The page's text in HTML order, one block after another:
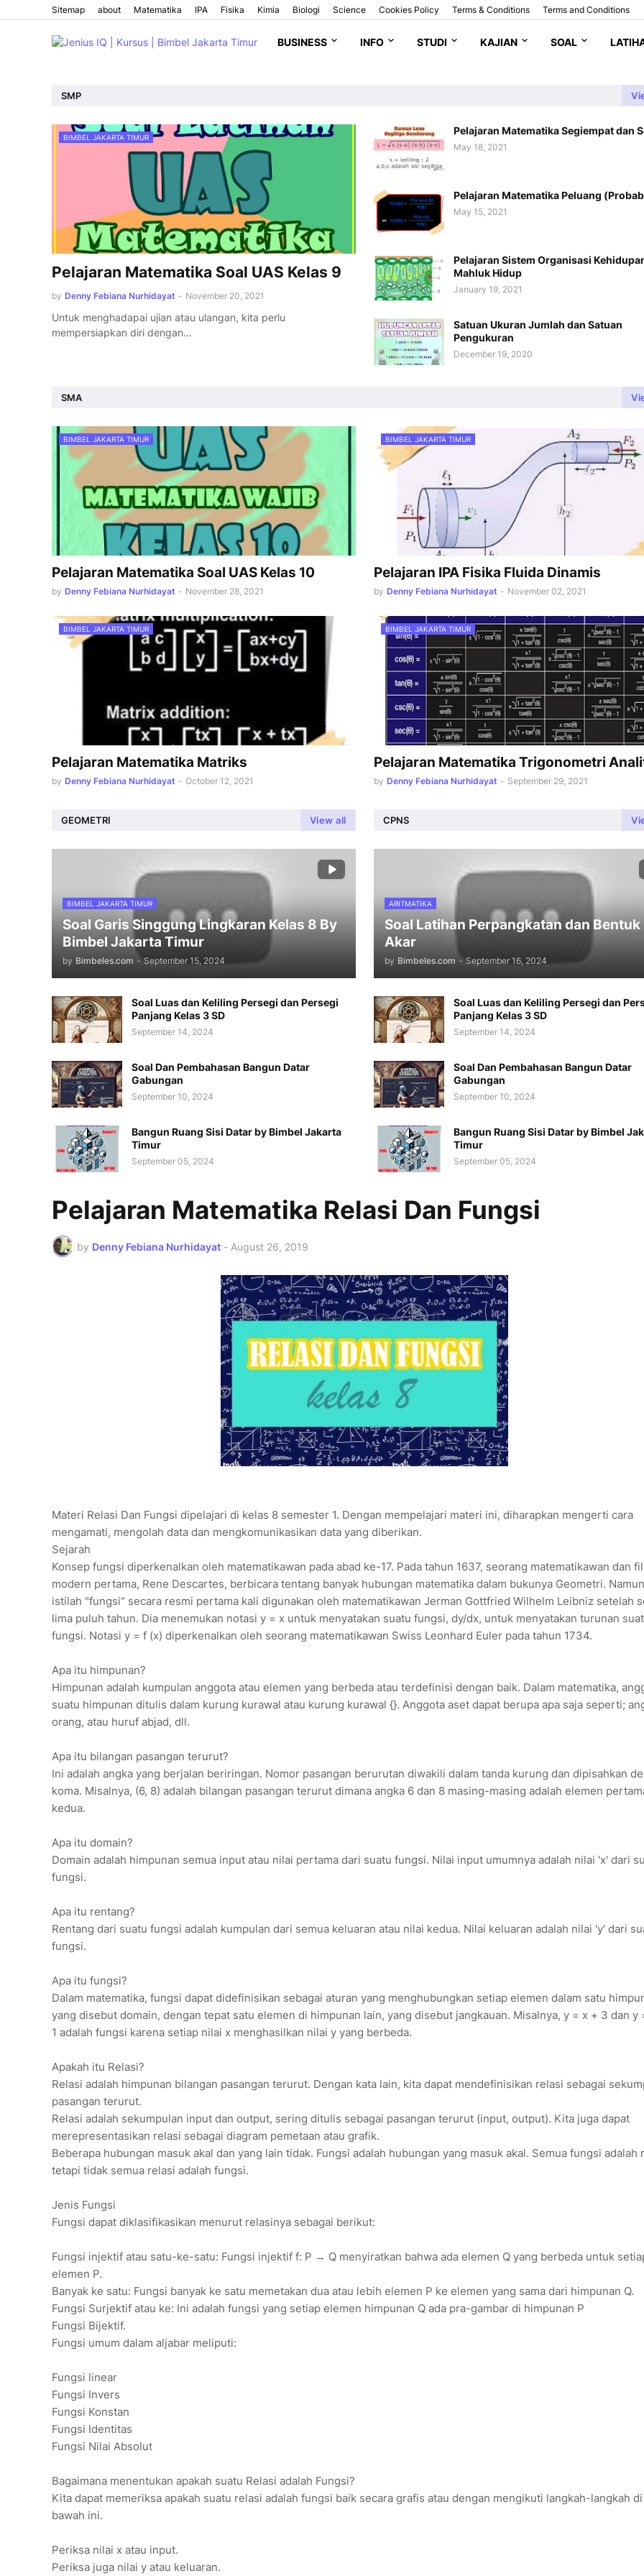
Sitemap about Matematika IPA Fisika Kimia Biologi Science Cookies Policy Terms & Conditions Terms and Conditions
BUSINESS INFO STUDI KAJIAN SOAL
SMP
BIMBEL JAKARTA TIMUR
Pelajaran Matematika Soal UAS Kelas 9
by Denny Febiana Nurhidayat - November 20, 2021
Untuk menghadapai ujian atau ulangan, kita perlu
mempersiapkan diri dengan…
Pelajaran Matematika Segiempat dan
May 18, 2021
Pelajaran Matematika Peluang
May 15, 2021
Pelajaran Sistem Organisasi
Mahluk Hidup
January 19, 2021
Satuan Ukuran Jumlah dan Satuan
Pengukuran
December 19, 2020
SMA
BIMBEL JAKARTA TIMUR
Pelajaran Matematika Soal UAS Kelas 10
by Denny Febiana Nurhidayat - November 28, 2021
BIMBEL JAKARTA TIMUR
Pelajaran IPA Fisika Fluida Dinamis
by Denny Febiana Nurhidayat - November 02, 2021
BIMBEL JAKARTA TIMUR
Pelajaran Matematika Matriks
by Denny Febiana Nurhidayat - October 12, 2021
BIMBEL JAKARTA TIMUR
Pelajaran Matematika Trigonometri
by Denny Febiana Nurhidayat - September 29, 2021
GEOMETRI View all
BIMBEL JAKARTA TIMUR
Soal Garis Singgung Lingkaran Kelas 8 By
Bimbel Jakarta Timur
by Bimbeles.com - September 15, 2024
Soal Luas dan Keliling Persegi dan Persegi
Panjang Kelas 3 SD
September 14, 2024
Soal Dan Pembahasan Bangun Datar
Gabungan
September 10, 2024
Bangun Ruang Sisi Datar by Bimbel Jakarta
Timur
September 05, 2024
CPNS
ARITMATIKA
Soal Latihan Perpangkatan dan Bentuk
Akar
by Bimbeles.com - September 16, 2024
Soal Luas dan Keliling Persegi dan
Panjang Kelas 3 SD
September 14, 2024
Soal Dan Pembahasan Bangun Datar
Gabungan
September 10, 2024
Bangun Ruang Sisi Datar by Bimbel
Timur
September 05, 2024
Pelajaran Matematika Relasi Dan Fungsi
by Denny Febiana Nurhidayat - August 26, 2019
Materi Relasi Dan Fungsi dipelajari di kelas 8 semester 1. Dengan mempelajari materi ini, diharapkan mengerti cara
mengamati, mengolah data dan mengkomunikasikan data yang diberikan.
Sejarah
Konsep fungsi diperkenalkan oleh matematikawan pada abad ke-17. Pada tahun 1637, seorang matematikawan dan
modern pertama, Rene Descartes, berbicara tentang banyak hubungan matematika dalam bukunya Geometri.
istilah "fungsi" secara resmi pertama kali digunakan oleh matematikawan Jerman Gottfried Wilhelm Leibniz setelah
lima puluh tahun. Dia menemukan notasi y = x untuk menyatakan suatu fungsi, dy/dx, untuk menyatakan turunan
fungsi. Notasi y = f (x) diperkenalkan oleh seorang matematikawan Swiss Leonhard Euler pada tahun 1734.
Apa itu himpunan?
Himpunan adalah kumpulan anggota atau elemen yang berbeda atau terdefinisi dengan baik. Dalam matematika,
suatu himpunan ditulis dalam kurung kurawal atau kurung kurawal {}. Anggota aset dapat berupa apa saja seperti;
orang, atau huruf abjad, dll.
Apa itu bilangan pasangan terurut?
Ini adalah angka yang berjalan beriringan. Nomor pasangan berurutan diwakili dalam tanda kurung dan dipisahkan
koma. Misalnya, (6, 8) adalah bilangan pasangan terurut dimana angka 6 dan 8 masing-masing adalah elemen
kedua.
Apa itu domain?
Domain adalah himpunan semua input atau nilai pertama dari suatu fungsi. Nilai input umumnya adalah nilai 'x' dari
fungsi.
Apa itu rentang?
Rentang dari suatu fungsi adalah kumpulan dari semua keluaran atau nilai kedua. Nilai keluaran adalah nilai 'y' dari
fungsi.
Apa itu fungsi?
Dalam matematika, fungsi dapat didefinisikan sebagai aturan yang menghubungkan setiap elemen dalam satu
yang disebut domain, dengan tepat satu elemen di himpunan lain, yang disebut jangkauan. Misalnya, y = x + 3 dan y
1 adalah fungsi karena setiap nilai x menghasilkan nilai y yang berbeda.
Apakah itu Relasi?
Relasi adalah himpunan bilangan pasangan terurut. Dengan kata lain, kita dapat mendefinisikan relasi sebagai
pasangan terurut.
Relasi adalah sekumpulan input dan output, sering ditulis sebagai pasangan terurut (input, output). Kita juga dapat
merepresentasikan relasi sebagai diagram pemetaan atau grafik.
Beberapa hubungan masuk akal dan yang lain tidak. Fungsi adalah hubungan yang masuk akal. Semua fungsi adalah
tetapi tidak semua relasi adalah fungsi.
Jenis Fungsi
Fungsi dapat diklasifikasikan menurut relasinya sebagai berikut:
Fungsi injektif atau satu-ke-satu: Fungsi injektif f: P → Q menyiratkan bahwa ada elemen Q yang berbeda untuk
elemen P.
Banyak ke satu: Fungsi banyak ke satu memetakan dua atau lebih elemen P ke elemen yang sama dari himpunan Q.
Fungsi Surjektif atau ke: Ini adalah fungsi yang setiap elemen himpunan Q ada pra-gambar di himpunan P
Fungsi Bijektif.
Fungsi umum dalam aljabar meliputi:
Fungsi linear
Fungsi Invers
Fungsi Konstan
Fungsi Identitas
Fungsi Nilai Absolut
Bagaimana menentukan apakah suatu Relasi adalah Fungsi?
Kita dapat memeriksa apakah suatu relasi adalah fungsi baik secara grafis atau dengan mengikuti langkah-langkah di
bawah ini.
Periksa nilai x atau input.
Periksa juga nilai y atau keluaran.